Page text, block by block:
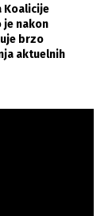
Koalicije
je nakon
brzo
aktuelnih